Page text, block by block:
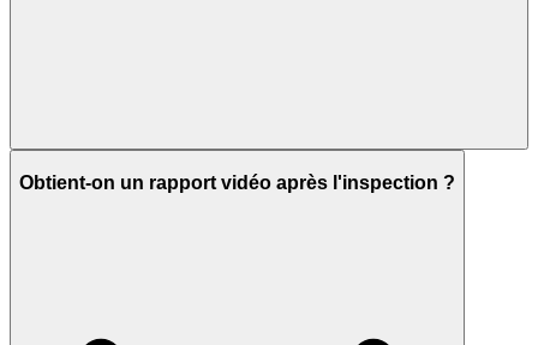
Obtient-on un rapport vidéo après l'inspection ?